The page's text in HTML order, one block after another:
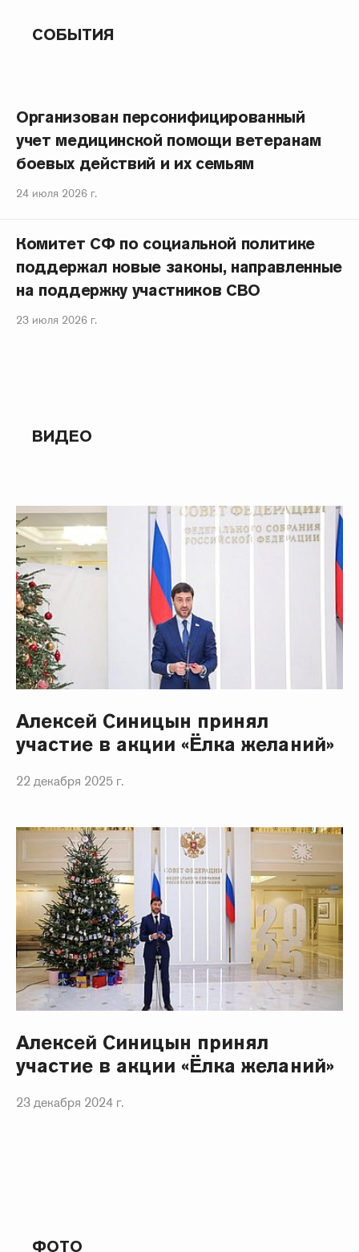
СОБЫТИЯ
Организован персонифицированный
учет медицинской помощи ветеранам
боевых действий и их семьям
24 июля 2026 г.
Комитет СФ по социальной политике
поддержал новые законы, направленные
на поддержку участников СВО
23 июля 2026 г.
ВИДЕО
Алексей Синицын принял
участие в акции «Ёлка желаний»
22 декабря 2025 г.
Алексей Синицын принял
участие в акции «Ёлка желаний»
23 декабря 2024 г.
ФОТО